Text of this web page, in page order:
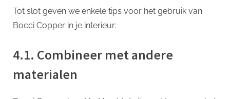
Tot slot geven we enkele tips voor het gebruik van
Bocci Copper in je interieur:
4.1. Combineer met andere
materialen